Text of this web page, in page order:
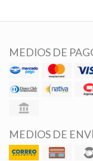
MEDIOS DE
MEDIOS DE